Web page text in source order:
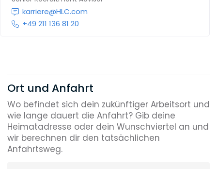
karriere@HLC.com
+49 211 136 81 20
Ort und Anfahrt
Wo befindet sich dein zukünftiger Arbeitsort und
wie lange dauert die Anfahrt? Gib deine
Heimatadresse oder dein Wunschviertel an und
wir berechnen dir den tatsächlichen
Anfahrtsweg.